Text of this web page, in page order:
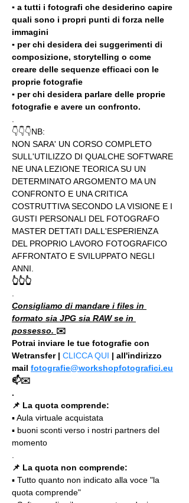
▪️ a tutti i fotografi che desiderino capire
quali sono i propri punti di forza nelle
immagini
▪️ per chi desidera dei suggerimenti di
composizione, storytelling o come
creare delle sequenze efficaci con le
proprie fotografie
▪️ per chi desidera parlare delle proprie
fotografie e avere un confronto.
👇👇👇NB:
NON SARA' UN CORSO COMPLETO
SULL'UTILIZZO DI QUALCHE SOFTWARE
NE UNA LEZIONE TEORICA SU UN
DETERMINATO ARGOMENTO MA UN
CONFRONTO E UNA CRITICA
COSTRUTTIVA SECONDO LA VISIONE E I
GUSTI PERSONALI DEL FOTOGRAFO
MASTER DETTATI DALL'ESPERIENZA
DEL PROPRIO LAVORO FOTOGRAFICO
AFFRONTATO E SVILUPPATO NEGLI
ANNI.
👆👆👆
Consigliamo di mandare i files in
formato sia JPG sia RAW se in
possesso. ✉️
Potrai inviare le tue fotografie con
Wetransfer | CLICCA QUI | all'indirizzo
mail fotografie@workshopfotografici.eu
📫✉️
.
📌 La quota comprende:
▪️ Aula virtuale acquistata
▪️ buoni sconti verso i nostri partners del
momento
📌 La quota non comprende:
▪️ Tutto quanto non indicato alla voce "la
quota comprende"